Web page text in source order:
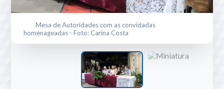
Mesa de Autoridades com as convidadas
homenageadas - Foto: Carina Costa